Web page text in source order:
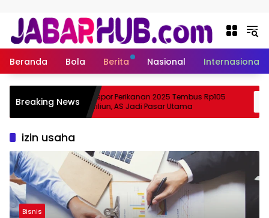
Beranda Bola Berita Nasional Internasional
Breaking News
Suzuki?
Ekspor Perikanan 2025 Tembus Rp105
Triliun, AS Jadi Pasar Utama
izin usaha
Bisnis